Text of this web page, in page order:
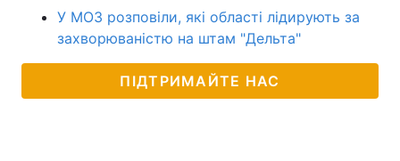
У МОЗ розповіли, які області лідирують за
захворюваністю на штам "Дельта"
ПІДТРИМАЙТЕ НАС